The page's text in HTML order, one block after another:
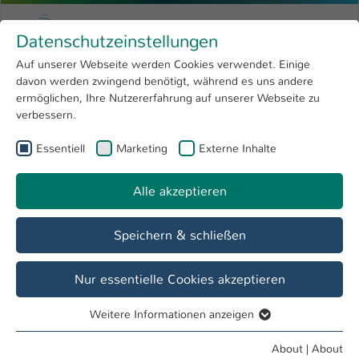
Menu
Research 4
Open submenu
University
International
Skip to main content
University of Applied Sciences
You are here:
Suche
Personenverzeichnis
Studiengänge
Datenschutzeinstellungen
Auf unserer Webseite werden Cookies verwendet. Einige
davon werden zwingend benötigt, während es uns andere
ermöglichen, Ihre Nutzererfahrung auf unserer Webseite zu
verbessern.
Essentiell Marketing Externe Inhalte
Alle akzeptieren
Speichern & schließen
Nur essentielle Cookies akzeptieren
Essentielle Cookies werden für grundlegende Funktionen
Weitere Informationen anzeigen
About | About